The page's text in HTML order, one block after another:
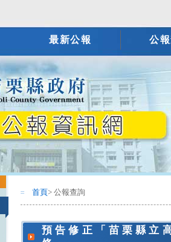
最新公報 公
::: 首頁> 公報查詢
預告修正「苗栗縣立